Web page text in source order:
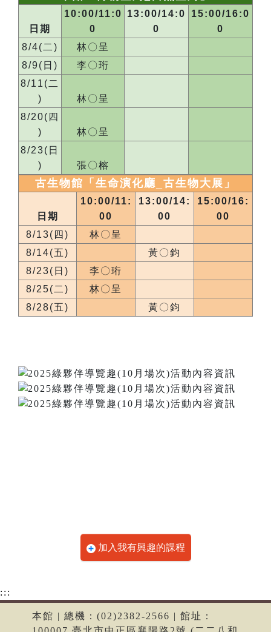
日期
10:00/11:0
0
13:00/14:0
0
15:00/16:0
0
8/4(二)
林〇呈
8/9(日)
李〇珩
8/11(二
)
林〇呈
8/20(四
)
林〇呈
8/23(日
)
張〇榕
古生物館「生命演化廳_ 古生物大展 」
日期
10:00/11:
00
13:00/14:
00
15:00/16:
00
8/13(四)
林〇呈
8/14(五)
黃〇鈞
8/23(日)
李〇珩
8/25(二)
林〇呈
8/28(五)
黃〇鈞
加入我有興趣的課程
:::
本館 | 總機：(02)2382-2566 | 館址：